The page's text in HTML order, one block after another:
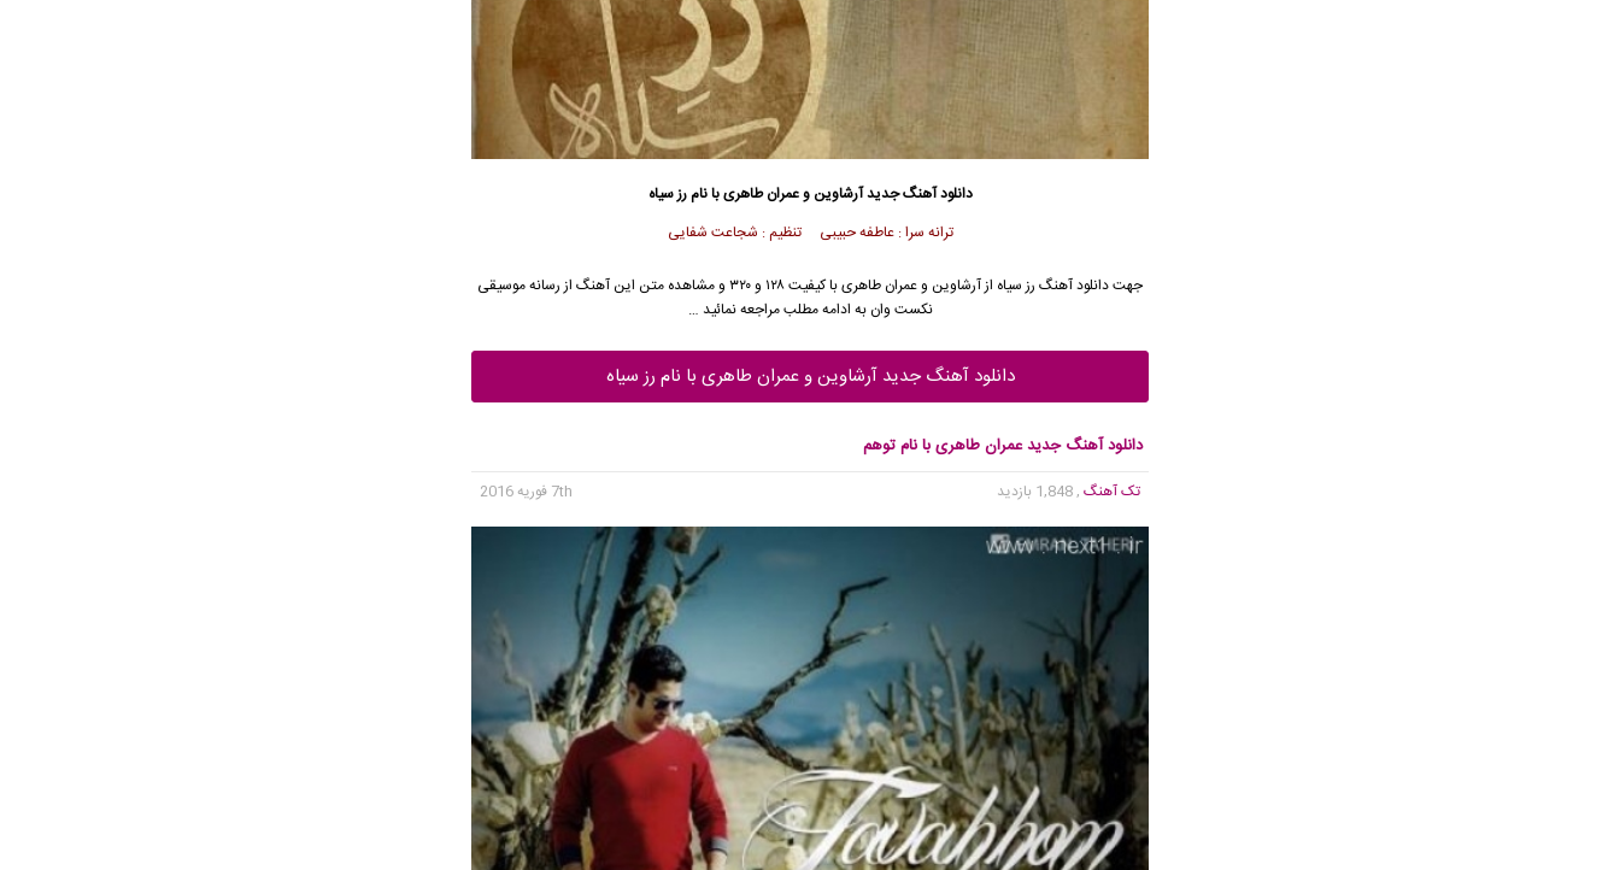
دانلود آهنگ جدیدآرشاوین و عمران طاهری با نام رز سیاه
ترانه سرا : عاطفه حبیبیتنظیم : شجاعت شفایی
جهت دانلود آهنگ رز سیاه ازآرشاوین
و عمران طاهری با کیفیت ۱۲۸ و ۳۲۰ و مشاهده متن این آهنگ از رسانه موسیقی
نکست وان به ادامه مطلب مراجعه نمائید …
دانلود آهنگ جدید آرشاوین و عمران طاهری با نام رز سیاه
دانلود آهنگ جدید عمران طاهری با نام توهم
تک آهنگ, 1,848 بازدید 7th فوریه 2016